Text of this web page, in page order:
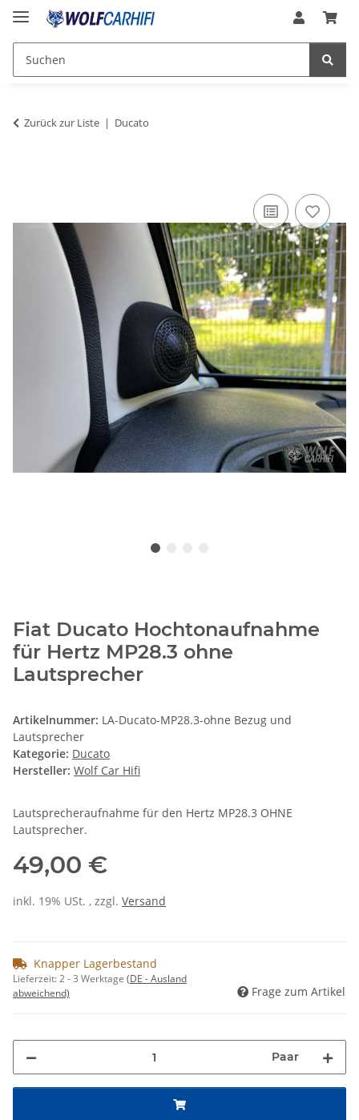
Zurück zur Liste Ducato
Fiat Ducato Hochtonaufnahme
für Hertz MP28.3 ohne
Lautsprecher
Artikelnummer: LA-Ducato-MP28.3-ohne Bezug und
Lautsprecher
Kategorie: Ducato
Hersteller: Wolf Car Hifi
Lautsprecheraufnahme für den Hertz MP28.3 OHNE
Lautsprecher.
49,00 €
inkl. 19% USt. , zzgl. Versand
Knapper Lagerbestand
Lieferzeit:2 - 3 Werktage (DE - Ausland
abweichend)
Frage zum Artikel
Paar